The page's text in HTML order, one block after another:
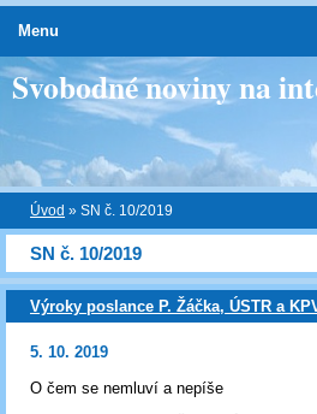
Svobodné noviny na
Úvod » SN č. 10/2019
SN č. 10/2019
Výroky poslance P. Žáčka, ÚSTR a
5. 10. 2019
O čem se nemluví a nepíše
Menu